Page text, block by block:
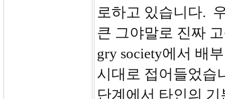
로하고 있습니다.
큰 그야말로 진짜
gry society에서 배
시대로 접어들었습
단계에서 타인의